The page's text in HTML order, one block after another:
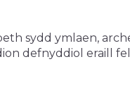
sydd ymlaen,
defnyddiol eraill